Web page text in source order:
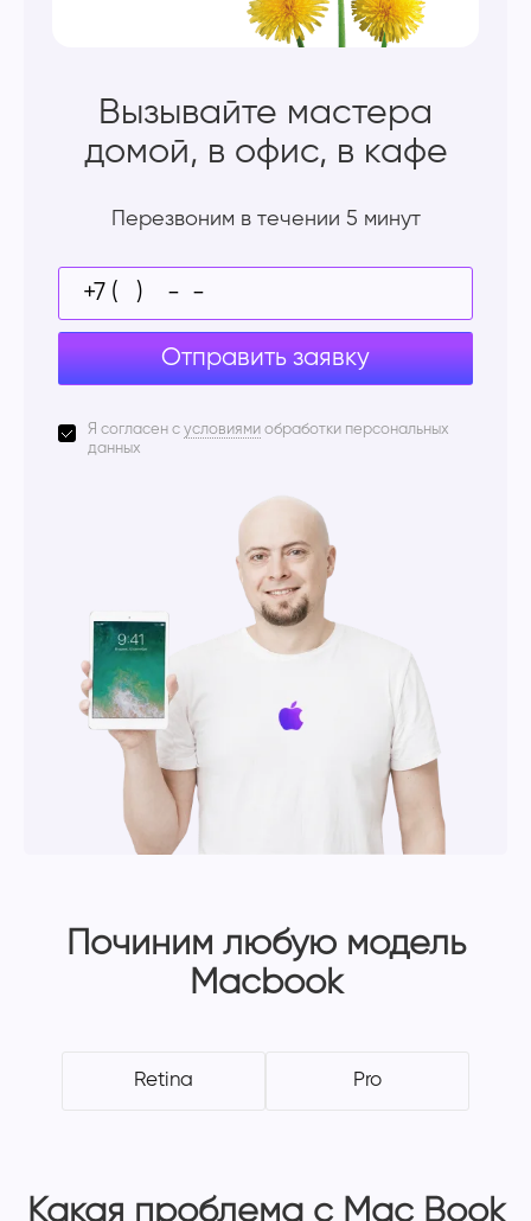
Вызывайте мастера
домой, в офис, в кафе
Перезвоним в течении 5 минут
Отправить заявку
Я согласен с условиями обработки персональных
данных
Починим любую модель
Macbook
Retina Pro
Какая проблема с Mac Book